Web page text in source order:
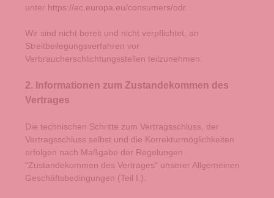
unter https://ec.europa.eu/consumers/odr
Wir sind nicht bereit und nicht verpflichtet, an
Streitbeilegungsverfahren vor
Verbraucherschlichtungsstellen teilzunehmen.
2. Informationen zum Zustandekommen des
Vertrages
Die technischen Schritte zum Vertragsschluss, der
Vertragsschluss selbst und die Korrekturmöglichkeiten
erfolgen nach Maßgabe der Regelungen
"Zustandekommen des Vertrages" unserer Allgemeinen
Geschäftsbedingungen (Teil I.).